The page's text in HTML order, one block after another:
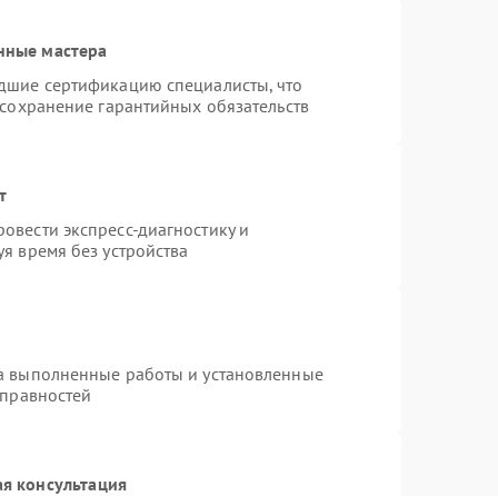
мастера
сертификацию специалисты, что
гарантийных обязательств
экспресс-диагностику и
время без устройства
выполненные работы и установленные
консультация